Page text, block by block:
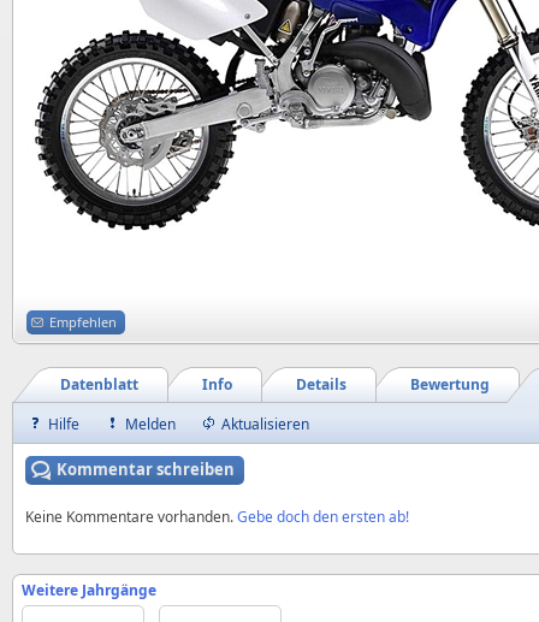
Empfehlen
Bewertung
Details
Info
Datenblatt
Hilfe
Melden Aktualisieren
Kommentar schreiben
Keine Kommentare vorhanden.Gebe doch den ersten ab!
Weitere Jahrgänge